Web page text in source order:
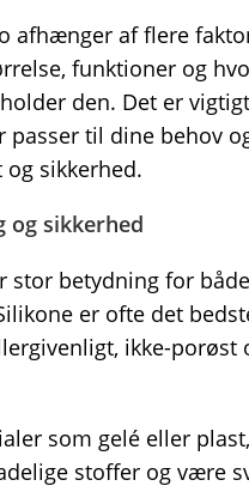
afhænger af flere
funktioner og
den. Det er
passer til dine behov
sikkerhed.
og sikkerhed
stor betydning for
er ofte det
ikke-porøst
som gelé eller
stoffer og være